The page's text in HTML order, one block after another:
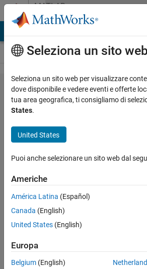
Vai al contenutoMATLAB
Answers
Dynamic
array
problems
Tsz
Tsun
19 Mar
2023
1
Aggiornato
19 Mar
2023
Seleziona un sito web
Seleziona un sito web per visualizzare
dove disponibile e vedere eventi e offerte
tua area geografica, ti consigliamo di
States.
United States
Puoi anche selezionare un sito web dal
Americhe
América Latina (Español)
Canada (English)
United States (English)
Europa
Belgium (English)